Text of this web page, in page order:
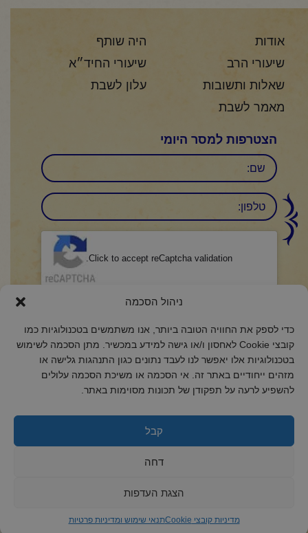
ניהול הסכמה
כדי לספק את החוויה הטובה ביותר, אנו משתמשים בטכנולוגיות כמו
קובצי Cookie לאחסון ו/או גישה למידע במכשיר. מתן הסכמה לשימוש
בטכנולוגיות אלו יאפשר לנו לעבד נתונים כגון התנהגות גלישה או
מזהים ייחודיים באתר זה. אי הסכמה או משיכת הסכמה עלולים
להשפיע לרעה על תפקודן של תכונות מסוימות באתר.
קבל
דחה
הצגת העדפות
מדיניות קובצי Cookie תנאי שימוש ומדיניות פרטיות
אודות
היה שותף
שיעורי הרב
שיעורי החיד״א
שאלות ותשובות
עלון לשבת
מאמר לשבת
הצטרפות למסר היומי
שם
טלפון:
Click to accept reCaptcha validation.
מדיניות קובצי Cookie
ד